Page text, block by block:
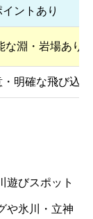
ントあり
淵・岩場あり
明確な飛び込
遊びスポット
や氷川・立神